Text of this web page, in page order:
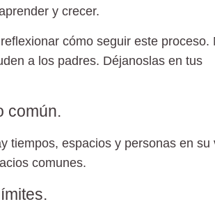
y crecer.
cómo seguir este proceso.
a los padres. Déjanoslas en tus
común.
tiempos, espacios y personas en su
comunes.